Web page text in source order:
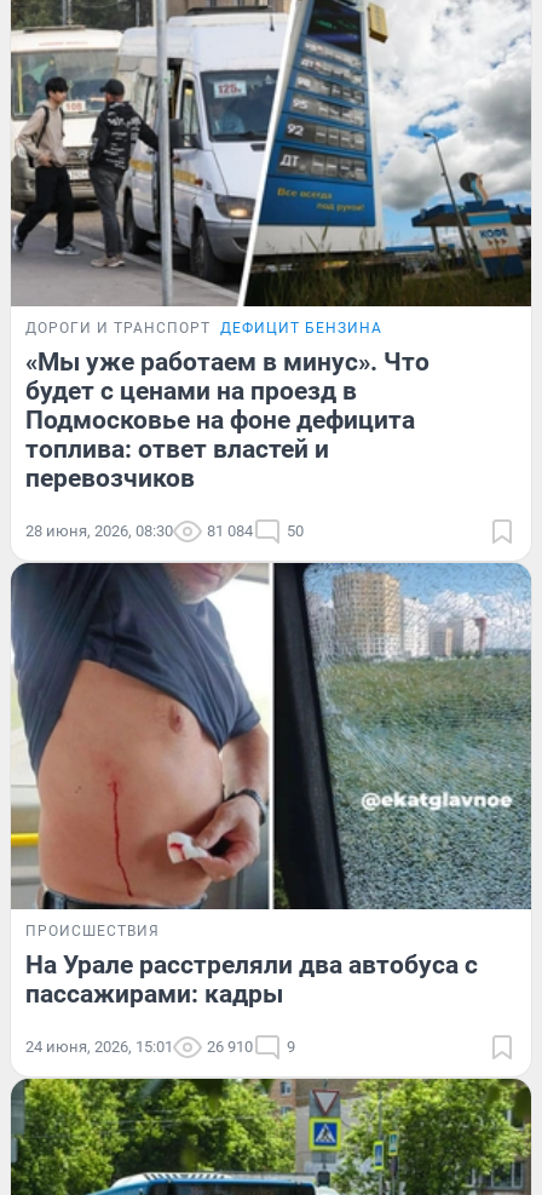
ДОРОГИ И ТРАНСПОРТ ДЕФИЦИТ БЕНЗИНА
«Мы уже работаем в минус». Что
будет с ценами на проезд в
Подмосковье на фоне дефицита
топлива: ответ властей и
перевозчиков
28 июня, 2026, 08:30 81 084 50
ПРОИСШЕСТВИЯ
На Урале расстреляли два автобуса с
пассажирами: кадры
24 июня, 2026, 15:01 26 910 9